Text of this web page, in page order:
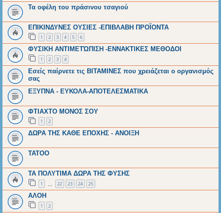
Τα οφέλη του πράσινου τσαγιού
ΕΠΙΚΙΝΔΥΝΕΣ ΟΥΣΙΕΣ -ΕΠΙΒΛΑΒΗ ΠΡΟΪΟΝΤΑ
1 2 3 4 5 6
ΦΥΣΙΚΗ ΑΝΤΙΜΕΤΏΠΙΣΗ -ΕΝΝΑΚΤΙΚΕΣ ΜΕΘΟΔΟΙ
1 2 3 4
Εσείς παίρνετε τις ΒΙΤΑΜΙΝΕΣ που χρειάζεται ο οργανισμός
σας
ΕΞΥΠΝΑ - ΕΥΚΟΛΑ-ΑΠΟΤΕΛΕΣΜΑΤΙΚΑ
ΦΤΙΑΧΤΟ ΜΟΝΟΣ ΣΟΥ
1 2
ΔΩΡΑ ΤΗΣ ΚΑΘΕ ΕΠΟΧΗΣ - ΑΝΟΙΞΗ
ΤΑΤΟΟ
ΤΑ ΠΟΛΥΤΙΜΑ ΔΩΡΑ ΤΗΣ ΦΥΣΗΣ
1 22 23 24 25
ΑΛΟΗ
1 2